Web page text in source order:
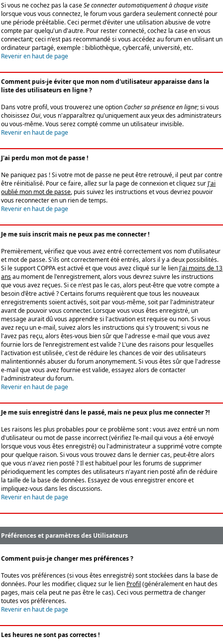
Si vous ne cochez pas la caseSe connecter automatiquement à chaque visite
lorsque vous vous connectez, le forum vous gardera seulement connecté pour
une période préétablie. Ceci permet d'éviter une utilisation abusive de votre
compte par quelqu'un d'autre. Pour rester connecté, cochez la case en vous
connectant; ceci n'est pas recommandé si vous accédez au forum en utilisant un
ordinateur partagé, exemple : bibliothèque, cybercafé, université, etc.
Revenir en haut de page
Comment puis-je éviter que mon nom d'utilisateur apparaisse dans la
liste des utilisateurs en ligne ?
Dans votre profil, vous trouverez une optionCacher sa présence en ligne; si vous
choisissezOui, vous n'apparaîtrez qu'uniquement aux yeux des administrateurs
ou vous-même. Vous serez compté comme un utilisateur invisible.
Revenir en haut de page
J'ai perdu mon mot de passe !
Ne paniquez pas ! Si votre mot de passe ne peut être retrouvé, il peut par contre
être réinitialisé. Pour ce faire, allez sur la page de connexion et cliquez sur J'ai
oublié mon mot de passe, puis suivez les instructions et vous devriez pouvoir
vous reconnecter en un rien de temps.
Revenir en haut de page
Je me suis inscrit mais ne peux pas me connecter !
Premièrement, vérifiez que vous avez entré correctement vos nom d'utilisateur
et mot de passe. S'ils ont correctement été entrés, alors il y a deux possibilités.
Si le support COPPA est activé et que vous avez cliqué sur le lien J'ai moins de 13
ansau moment de l'enregistrement, alors vous devrez suivre les instructions
que vous avez reçues. Si ce n'est pas le cas, alors peut-être que votre compte a
besoin d'être activé ? Certains forums requièrent que tous les nouveaux
enregistrements soient activés, soit par vous-même, soit par l'administrateur
avant de pouvoir vous connecter. Lorsque vous vous êtes enregistré, un
message aurait dû vous apprendre si l'activation est requise ou non. Si vous
avez reçu un e-mail, suivez alors les instructions qui s'y trouvent; si vous ne
l'avez pas reçu, alors êtes-vous bien sûr que l'adresse e-mail que vous avez
fournie lors de l'enregistrement est valide ? L'une des raisons pour lesquelles
l'activation est utilisée, c'est de réduire les chances de voir des utilisateurs
malintentionnés abuser du forum anonymement. Si vous êtes sûr que l'adresse
e-mail que vous avez fournie est valide, essayez alors de contacter
l'administrateur du forum.
Revenir en haut de page
Je me suis enregistré dans le passé, mais ne peux plus me connecter ?!
Les raisons les plus probables pour ce problème sont : vous avez entré un nom
d'utilisateur ou mot de passe incorrect (vérifiez l'e-mail qui vous a été envoyé
lorsque vous vous êtes enregistré) ou l'administrateur a supprimé votre compte
pour quelque raison. Si vous vous trouvez dans le dernier cas, peut-être alors
que vous n'avez rien posté ? Il est habituel pour les forums de supprimer
périodiquement les comptes des utilisateurs n'ayant rien posté afin de réduire
la taille de la base de données. Essayez de vous enregistrer encore et
impliquez-vous dans les discussions.
Revenir en haut de page
Préférences et paramètres des Utilisateurs
Comment puis-je changer mes préférences ?
Toutes vos préférences (si vous êtes enregistré) sont stockées dans la base de
données. Pour les modifier, cliquez sur le lien Profil (généralement en haut des
pages, mais cela peut ne pas être le cas). Ceci vous permettra de changer
toutes vos préférences.
Revenir en haut de page
Les heures ne sont pas correctes !